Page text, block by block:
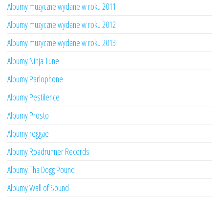
Albumy muzyczne wydane w roku 2011
Albumy muzyczne wydane w roku 2012
Albumy muzyczne wydane w roku 2013
Albumy Ninja Tune
Albumy Parlophone
Albumy Pestilence
Albumy Prosto
Albumy reggae
Albumy Roadrunner Records
Albumy Tha Dogg Pound
Albumy Wall of Sound